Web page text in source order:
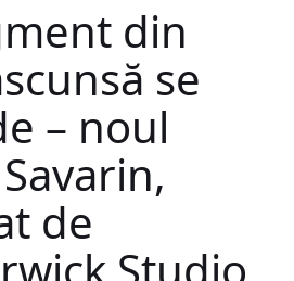
din
se
– noul
de